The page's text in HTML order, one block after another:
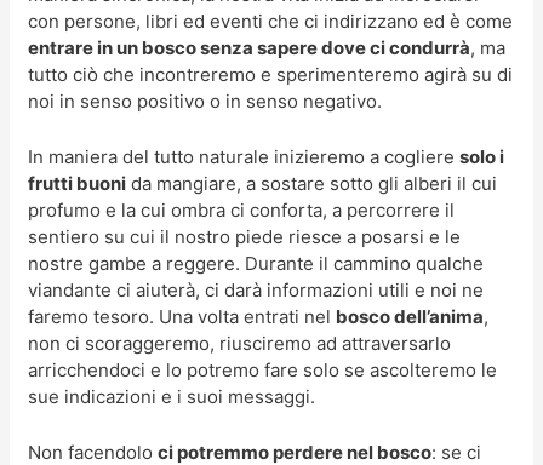
con persone, libri ed eventi che ci indirizzano ed è come
entrare in un bosco senza sapere dove ci condurrà, ma
tutto ciò che incontreremo e sperimenteremo agirà su di
noi in senso positivo o in senso negativo.
In maniera del tutto naturale inizieremo a coglieresolo i
frutti buoni da mangiare, a sostare sotto gli alberi il cui
profumo e la cui ombra ci conforta, a percorrere il
sentiero su cui il nostro piede riesce a posarsi e le
nostre gambe a reggere. Durante il cammino qualche
viandante ci aiuterà, ci darà informazioni utili e noi ne
faremo tesoro. Una volta entrati nel bosco dell’anima,
non ci scoraggeremo, riusciremo ad attraversarlo
arricchendoci e lo potremo fare solo se ascolteremo le
sue indicazioni e i suoi messaggi.
Non facendoloci potremmo perdere nel bosco: se ci